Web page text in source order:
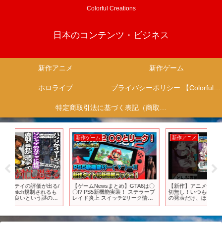
Colorful Creations
日本のコンテンツ・ビジネス
新作アニメ 新作ゲーム
ホロライブ プライバシーポリシー 【Colorful Creation】
特定商取引法に基づく表記（商取引に関する開示）
新作ゲーム
【ゲームNewsまとめ】GTA6は〇
〇!? PS5新機能実装！ ステラーブ
レイド炎上 スイッチ2リーク情報
新作アニメ
【新作】アニメ化以外の情報は一
切無し！いつもの宣伝材料として
の発表だけ、ほら！早く無料の第